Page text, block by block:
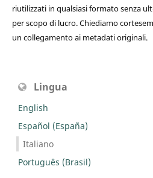
riutilizzati in qualsiasi formato senza
per scopo di lucro. Chiediamo
un collegamento ai metadati originali.
Lingua
English
Español (España)
Italiano
Português (Brasil)